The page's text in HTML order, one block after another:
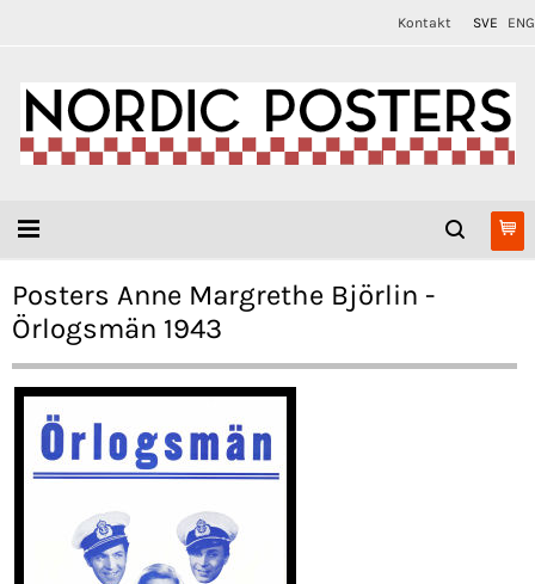
Kontakt SVE ENG
Posters Anne Margrethe Björlin -
Örlogsmän 1943